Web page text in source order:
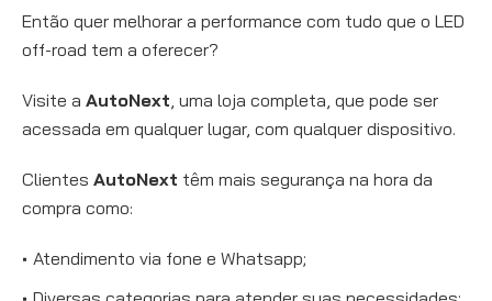
Então quer melhorar a performance com tudo que o LED
off-road tem a oferecer?
Visite a AutoNext , uma loja completa, que pode ser
acessada em qualquer lugar, com qualquer dispositivo.
Clientes AutoNext têm mais segurança na hora da
compra como:
Atendimento via fone e Whatsapp;